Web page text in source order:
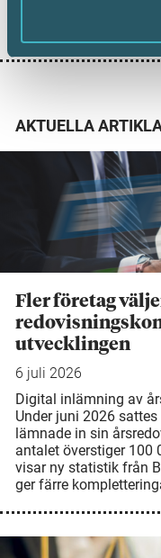
AKTUELLA
Fler företag
utvecklingen
6 juli 2026
Digital inlämning av
Under juni 2026
lämnade in sin
antalet överstiger 100
visar ny statistik från
ger färre